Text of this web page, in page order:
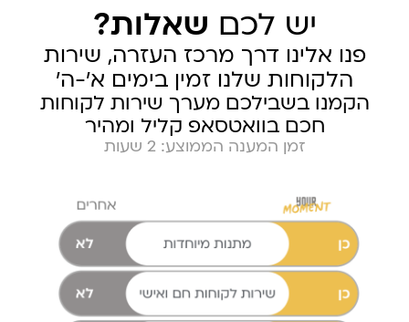
יש לכם שאלות?
פנו אלינו דרך מרכז העזרה, שירות
הלקוחות שלנו זמין בימים א׳-ה׳
הקמנו בשבילכם מערך שירות לקוחות
חכם בוואטסאפ קליל ומהיר
זמן המענה הממוצע: 2 שעות